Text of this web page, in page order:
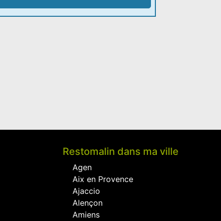
Restomalin dans ma ville
Agen
Aix en Provence
Ajaccio
Alençon
Amiens